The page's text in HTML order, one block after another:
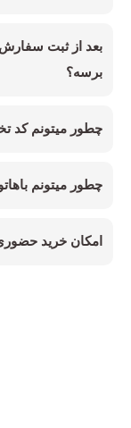
بعد از ثبت
برسه؟
چطور میتونم کد
چطور میتونم
امکان خرید